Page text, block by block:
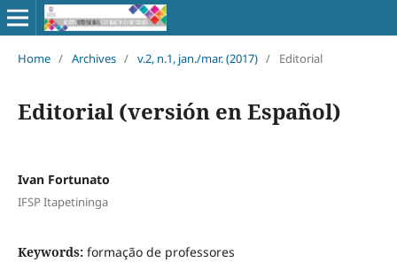
Home / Archives / v.2, n.1, jan./mar. (2017) / Editorial
Editorial (versión en Español)
Ivan Fortunato
IFSP Itapetininga
Keywords: formação de professores